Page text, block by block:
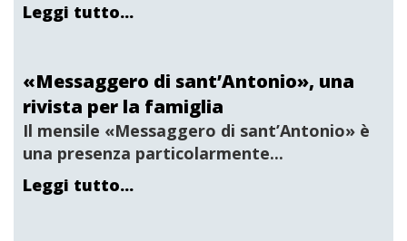
Leggi tutto...
«Messaggero di sant’Antonio», una
rivista per la famiglia
Il mensile «Messaggero di sant’Antonio» è
una presenza particolarmente...
Leggi tutto...